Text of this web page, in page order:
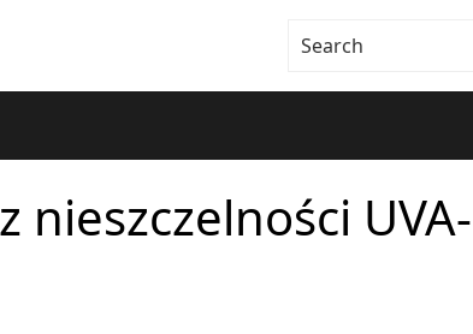
nieszczelności UVA-